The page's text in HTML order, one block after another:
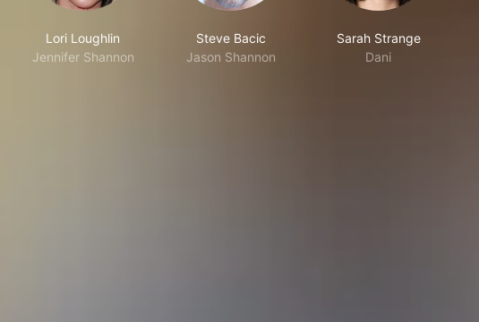
Lori Loughlin
Jennifer Shannon
Steve Bacic
Jason Shannon
Sarah Strange
Dani